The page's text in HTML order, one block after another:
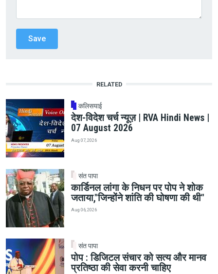
RELATED
कलिसयाई
देश-विदेश चर्च न्यूज़ | RVA Hindi News |
07 August 2026
Aug 07, 2026
संत पापा
कार्डिनल लांगा के निधन पर पोप ने शोक
जताया,"जिन्होंने शांति की घोषणा की थी"
Aug 06, 2026
संत पापा
पोप : डिजिटल संचार को सत्य और मानव
प्रतिष्ठा की सेवा करनी चाहिए